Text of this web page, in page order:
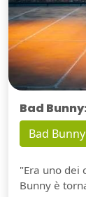
Bad
Bad Bunny
"Era uno dei
Bunny è